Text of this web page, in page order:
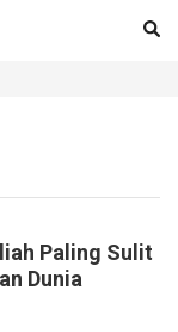
Paling Sulit
Dunia